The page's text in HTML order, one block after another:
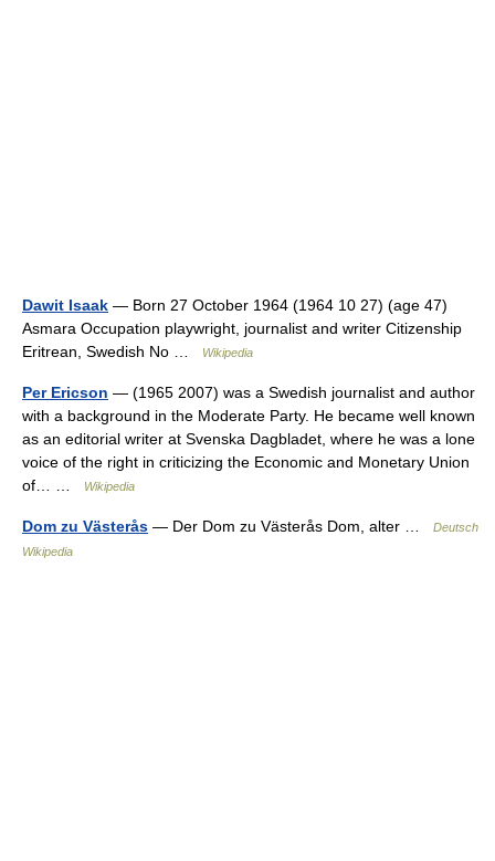
Dawit Isaak — Born 27 October 1964 (1964 10 27) (age 47)
Asmara Occupation playwright, journalist and writer Citizenship
Eritrean, Swedish No …
Wikipedia
Per Ericson — (1965 2007) was a Swedish journalist and author
with a background in the Moderate Party. He became well known
as an editorial writer at Svenska Dagbladet, where he was a lone
voice of the right in criticizing the Economic and Monetary Union
of… …
Wikipedia
Dom zu Västerås — Der Dom zu Västerås Dom, alter …
Deutsch
Wikipedia